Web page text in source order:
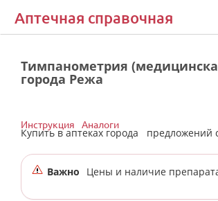
Аптечная справочная
Тимпанометрия
города Режа
Купить в аптеках города предложений
Инструкция Аналоги
Важно Цены и наличие